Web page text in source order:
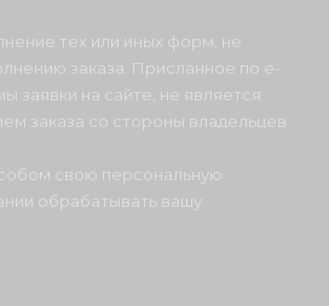
тех или иных форм, не
заказа. Присланное по e-
на сайте, не является
заказа со стороны владельцев
свою персональную
обрабатывать вашу